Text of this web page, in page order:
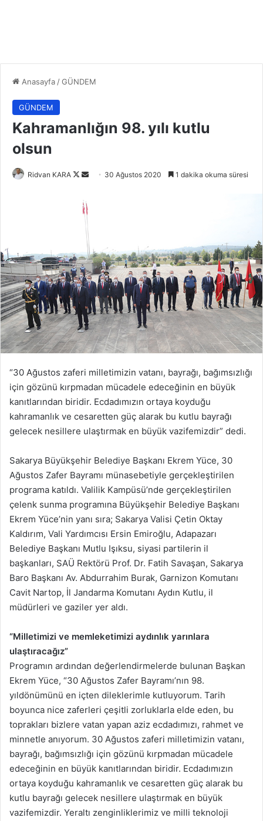
Anasayfa /GÜNDEM
GÜNDEM
Kahramanlığın 98. yılı kutlu
olsun
Ridvan KARA
Follow
X
Bir
30 Ağustos 2020 1 dakika okuma süresi
“30 Ağustos zaferi milletimizin vatanı, bayrağı, bağımsızlığı
için gözünü kırpmadan mücadele edeceğinin en büyük
kanıtlarından biridir. Ecdadımızın ortaya koyduğu
kahramanlık ve cesaretten güç alarak bu kutlu bayrağı
gelecek nesillere ulaştırmak en büyük vazifemizdir” dedi.
Sakarya Büyükşehir Belediye Başkanı Ekrem Yüce, 30
Ağustos Zafer Bayramı münasebetiyle gerçekleştirilen
programa katıldı. Valilik Kampüsü’nde gerçekleştirilen
çelenk sunma programına Büyükşehir Belediye Başkanı
Ekrem Yüce’nin yanı sıra; Sakarya Valisi Çetin Oktay
Kaldırım, Vali Yardımcısı Ersin Emiroğlu, Adapazarı
Belediye Başkanı Mutlu Işıksu, siyasi partilerin il
başkanları, SAÜ Rektörü Prof. Dr. Fatih Savaşan, Sakarya
Baro Başkanı Av. Abdurrahim Burak, Garnizon Komutanı
Cavit Nartop, İl Jandarma Komutanı Aydın Kutlu, il
müdürleri ve gaziler yer aldı.
“Milletimizi ve memleketimizi aydınlık yarınlara
ulaştıracağız”
Programın ardından değerlendirmelerde bulunan Başkan
Ekrem Yüce, “30 Ağustos Zafer Bayramı’nın 98.
yıldönümünü en içten dileklerimle kutluyorum. Tarih
boyunca nice zaferleri çeşitli zorluklarla elde eden, bu
toprakları bizlere vatan yapan aziz ecdadımızı, rahmet ve
minnetle anıyorum. 30 Ağustos zaferi milletimizin vatanı,
bayrağı, bağımsızlığı için gözünü kırpmadan mücadele
edeceğinin en büyük kanıtlarından biridir. Ecdadımızın
ortaya koyduğu kahramanlık ve cesaretten güç alarak bu
kutlu bayrağı gelecek nesillere ulaştırmak en büyük
vazifemizdir. Yeraltı zenginliklerimiz ve milli teknoloji